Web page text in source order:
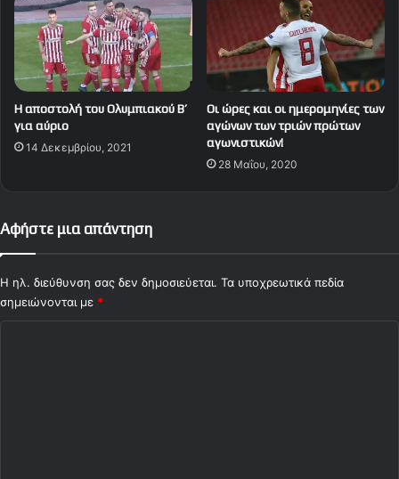
Η αποστολή του Ολυμπιακού Β’
για αύριο
14 Δεκεμβρίου, 2021
Οι ώρες και οι ημερομηνίες των
αγώνων των τριών πρώτων
αγωνιστικών!
28 Μαΐου, 2020
Αφήστε μια απάντηση
Η ηλ. διεύθυνση σας δεν δημοσιεύεται. Τα υποχρεωτικά πεδία
σημειώνονται με *